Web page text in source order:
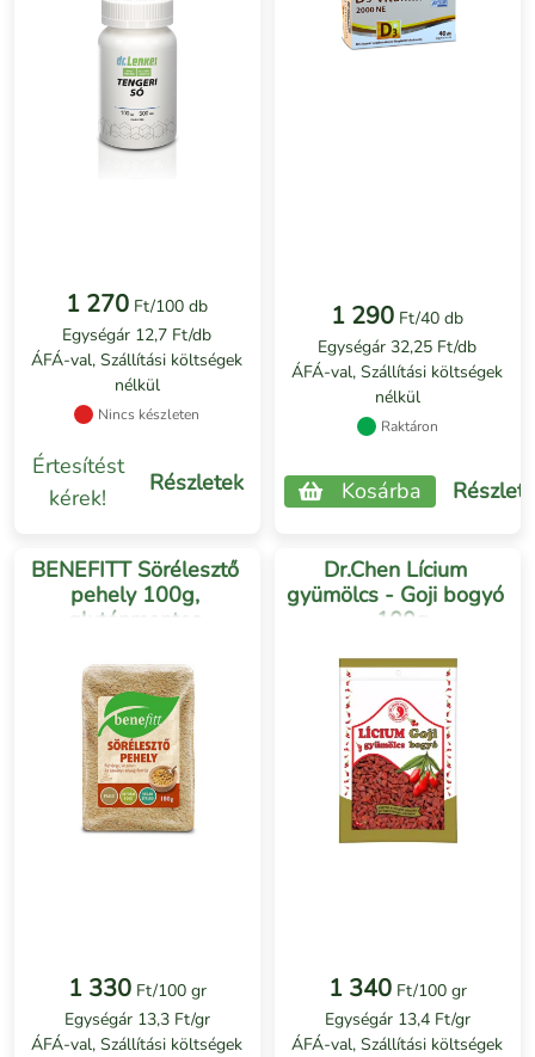
1 270 Ft/100 db
Egységár 12,7 Ft/db
ÁFÁ-val, Szállítási költségek
nélkül
Nincs készleten
Értesítést
kérek!
Részletek
1 290 Ft/40 db
Egységár 32,25 Ft/db
ÁFÁ-val, Szállítási költségek
nélkül
Raktáron
Kosárba
BENEFITT Sörélesztő
pehely 100g,
gluténmentes
1 330 Ft/100 gr
Egységár 13,3 Ft/gr
ÁFÁ-val, Szállítási költségek
Dr.Chen Lícium
gyümölcs - Goji bogyó
- 100g
1 340 Ft/100 gr
Egységár 13,4 Ft/gr
ÁFÁ-val, Szállítási költségek